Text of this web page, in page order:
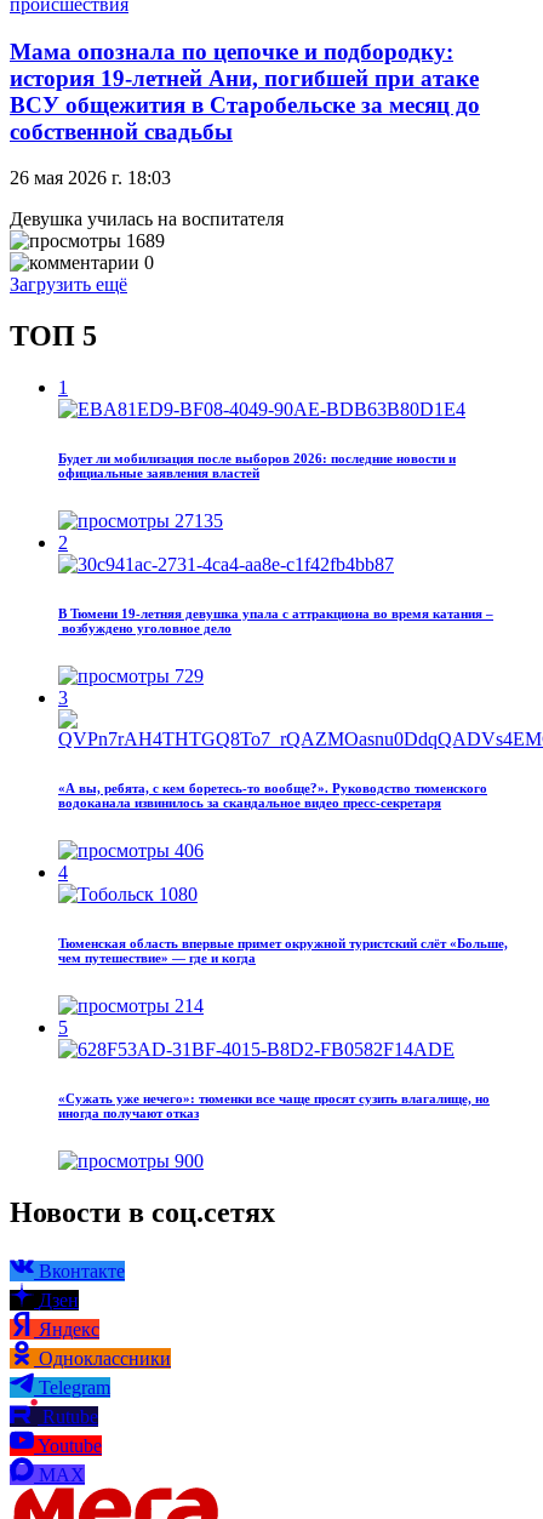
происшествия
Мама опознала по цепочке и подбородку:
история 19-летней Ани, погибшей при атаке
ВСУ общежития в Старобельске за месяц до
собственной свадьбы
26 мая 2026 г. 18:03
Девушка училась на воспитателя
1689
0
Загрузить ещё
ТОП 5
1
Будет ли мобилизация после выборов 2026: последние новости и
официальные заявления властей
27135
2
В Тюмени 19‑летняя девушка упала с аттракциона во время катания –
возбуждено уголовное дело
729
3
«А вы, ребята, с кем боретесь‑то вообще?». Руководство тюменского
водоканала извинилось за скандальное видео пресс-секретаря
406
4
Тюменская область впервые примет окружной туристский слёт «Больше,
чем путешествие» — где и когда
214
5
«Сужать уже нечего»: тюменки все чаще просят сузить влагалище, но
иногда получают отказ
900
Новости в соц.сетях
Вконтакте
Дзен
Яндекс
Одноклассники
Telegram
Rutube
Youtube
MAX